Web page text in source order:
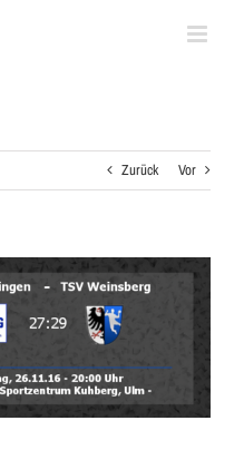
Zurück Vor